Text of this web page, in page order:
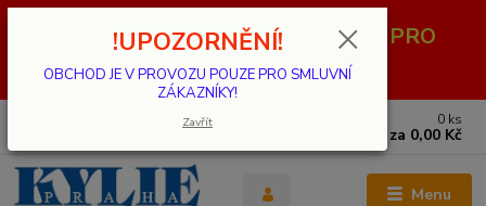
OBCHOD JE V PROVOZU POUZE PRO
SMLUVNÍ ZÁKAZNÍKY!
Menu
0 ks
za 0,00 Kč
!UPOZORNĚNÍ!
OBCHOD JE V PROVOZU POUZE PRO SMLUVNÍ
ZÁKAZNÍKY!
Zavřít